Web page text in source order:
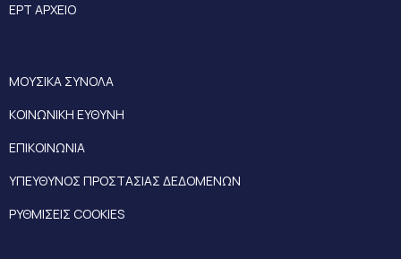
ΕΡΤ ΑΡΧΕΙΟ
ΜΟΥΣΙΚΑ ΣΥΝΟΛΑ
ΚΟΙΝΩΝΙΚΗ ΕΥΘΥΝΗ
ΕΠΙΚΟΙΝΩΝΙΑ
ΥΠΕΥΘΥΝΟΣ ΠΡΟΣΤΑΣΙΑΣ ΔΕΔΟΜΕΝΩΝ
ΡΥΘΜΙΣΕΙΣ COOKIES